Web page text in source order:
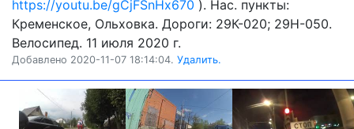
https://youtu.be/gCjFSnHx670 ). Нас. пункты:
Кременское, Ольховка. Дороги: 29К-020; 29Н-050.
Велосипед. 11 июля 2020 г.
Добавлено 2020-11-07 18:14:04. Удалить.